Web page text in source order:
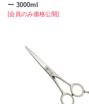
ー 3000ml
[会員のみ価格公開]